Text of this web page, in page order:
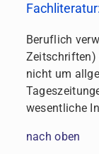
Fachliteratur:
Beruflich
Zeitschriften)
nicht um
wesentliche
nach oben